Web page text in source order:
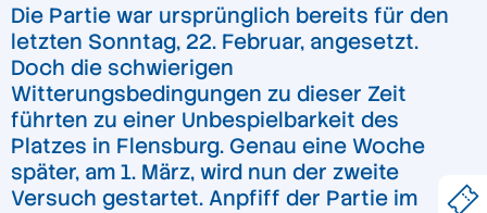
Die Partie war ursprünglich bereits für den
letzten Sonntag, 22. Februar, angesetzt.
Doch die schwierigen
Witterungsbedingungen zu dieser Zeit
führten zu einer Unbespielbarkeit des
Platzes in Flensburg. Genau eine Woche
später, am 1. März, wird nun der zweite
Versuch gestartet. Anpfiff der Partie im